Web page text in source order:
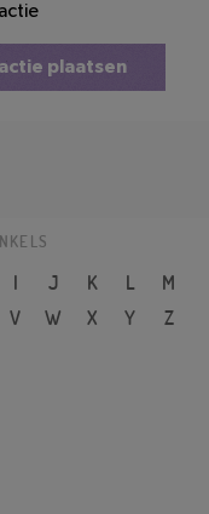
plaatsen
I J K L
M
V W X Y
Z